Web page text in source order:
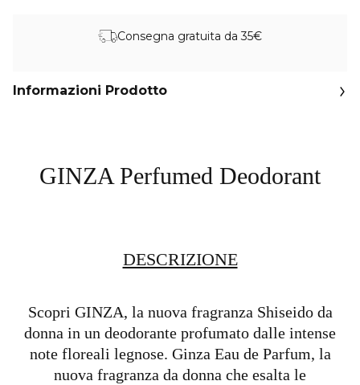
Consegna gratuita da 35€
Informazioni Prodotto
GINZA Perfumed Deodorant
DESCRIZIONE
Scopri GINZA, la nuova fragranza Shiseido da
donna in un deodorante profumato dalle intense
note floreali legnose. Ginza Eau de Parfum, la
nuova fragranza da donna che esalta le